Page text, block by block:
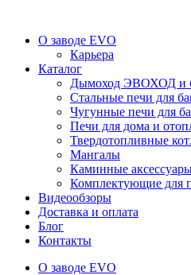
О заводе EVO
Карьера
Каталог
Дымоход ЭВОХОД и
Стальные печи для
Чугунные печи для
Печи для дома и
Твердотопливные
Мангалы
Каминные
Комплектующие для
Видеообзоры
Доставка и оплата
Блог
Контакты
О заводе EVO